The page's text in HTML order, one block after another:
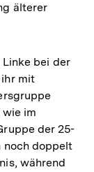
älterer
Linke bei der
ihr mit
im
der 25-
noch doppelt
während